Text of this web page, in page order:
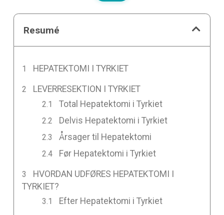
Resumé
HEPATEKTOMI I TYRKIET
LEVERRESEKTION I TYRKIET
Total Hepatektomi i Tyrkiet
Delvis Hepatektomi i Tyrkiet
Årsager til Hepatektomi
Før Hepatektomi i Tyrkiet
HVORDAN UDFØRES HEPATEKTOMI I
TYRKIET?
Efter Hepatektomi i Tyrkiet